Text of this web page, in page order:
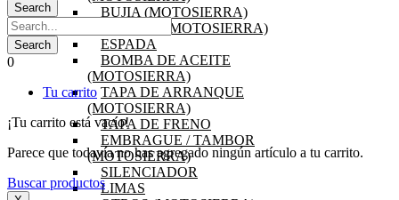
BUJIA (MOTOSIERRA)
CADENA (MOTOSIERRA)
ESPADA
BOMBA DE ACEITE
(MOTOSIERRA)
TAPA DE ARRANQUE
(MOTOSIERRA)
TAPA DE FRENO
EMBRAGUE / TAMBOR
(MOTOSIERRA)
SILENCIADOR
LIMAS
0
Tu carrito
¡Tu carrito está vacío!
Parece que todavía no has agregado ningún artículo a tu carrito.
Buscar productos